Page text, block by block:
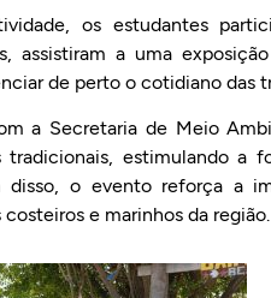
os estudantes
assistiram a uma
de perto o cotidiano das
a Secretaria de Meio
tradicionais, estimulando a
disso, o evento reforça a
e marinhos da região.